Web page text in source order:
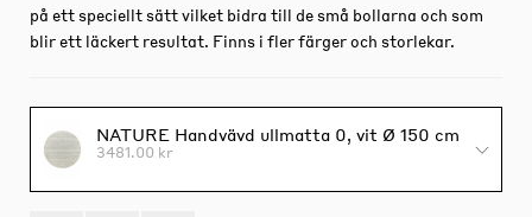
på ett speciellt sätt vilket bidra till de små bollarna och som
blir ett läckert resultat. Finns i fler färger och storlekar.
NATURE Handvävd ullmatta 0, vit Ø 150 cm
3481.00 kr